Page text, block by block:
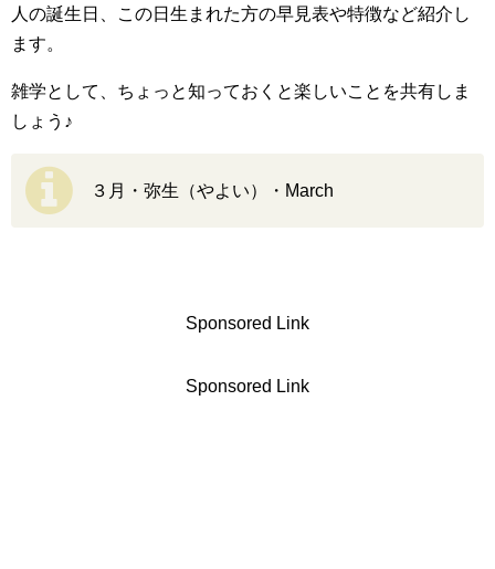
人の誕生日、この日生まれた方の早見表や特徴など紹介し
ます。
雑学として、ちょっと知っておくと楽しいことを共有しま
しょう♪
３月・弥生（やよい）・March
Sponsored Link
Sponsored Link